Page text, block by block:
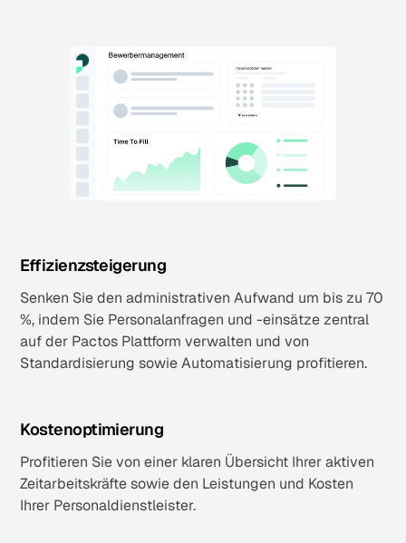
Effizienzsteigerung
Senken Sie den administrativen Aufwand um bis zu 70
%, indem Sie Personalanfragen und -einsätze zentral
auf der Pactos Plattform verwalten und von
Standardisierung sowie Automatisierung profitieren.
Kostenoptimierung
Profitieren Sie von einer klaren Übersicht Ihrer aktiven
Zeitarbeitskräfte sowie den Leistungen und Kosten
Ihrer Personaldienstleister.